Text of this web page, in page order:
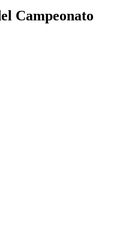
Campeonato